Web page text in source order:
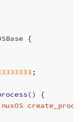
{
;
()
{